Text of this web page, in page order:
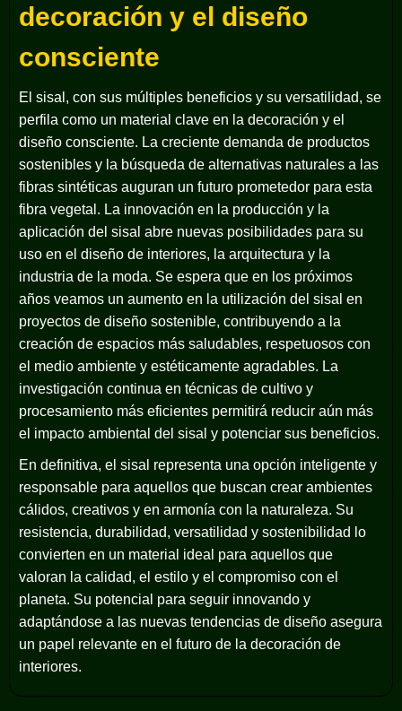
decoración y el diseño
consciente
El sisal, con sus múltiples beneficios y su versatilidad, se
perfila como un material clave en la decoración y el
diseño consciente. La creciente demanda de productos
sostenibles y la búsqueda de alternativas naturales a las
fibras sintéticas auguran un futuro prometedor para esta
fibra vegetal. La innovación en la producción y la
aplicación del sisal abre nuevas posibilidades para su
uso en el diseño de interiores, la arquitectura y la
industria de la moda. Se espera que en los próximos
años veamos un aumento en la utilización del sisal en
proyectos de diseño sostenible, contribuyendo a la
creación de espacios más saludables, respetuosos con
el medio ambiente y estéticamente agradables. La
investigación continua en técnicas de cultivo y
procesamiento más eficientes permitirá reducir aún más
el impacto ambiental del sisal y potenciar sus beneficios.
En definitiva, el sisal representa una opción inteligente y
responsable para aquellos que buscan crear ambientes
cálidos, creativos y en armonía con la naturaleza. Su
resistencia, durabilidad, versatilidad y sostenibilidad lo
convierten en un material ideal para aquellos que
valoran la calidad, el estilo y el compromiso con el
planeta. Su potencial para seguir innovando y
adaptándose a las nuevas tendencias de diseño asegura
un papel relevante en el futuro de la decoración de
interiores.